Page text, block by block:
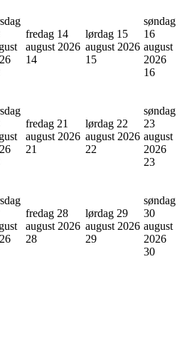
fredag 14
august 2026
14
lørdag 15
august 2026
15
søndag
16
august
2026
16
fredag 21
august 2026
21
lørdag 22
august 2026
22
søndag
23
august
2026
23
fredag 28
august 2026
28
lørdag 29
august 2026
29
søndag
30
august
2026
30